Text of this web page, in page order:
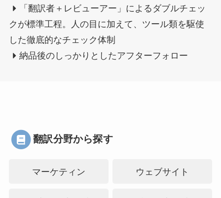
「翻訳者＋レビューアー」によるダブルチェッ
クが標準工程。人の目に加えて、ツール類を駆使
した徹底的なチェック体制
納品後のしっかりとしたアフターフォロー
翻訳分野から探す
マーケティン
ウェブサイト